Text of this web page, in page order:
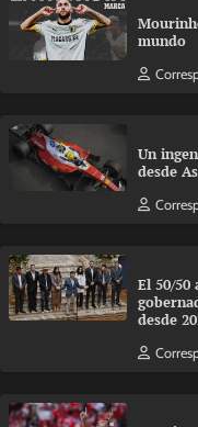
mundo
Un
desde
El 50/50
desde